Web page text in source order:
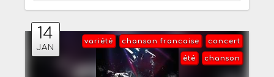
14
JAN
concert
chanson francaise
variété
chanson
été